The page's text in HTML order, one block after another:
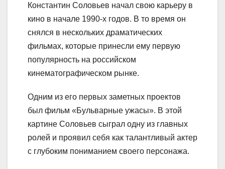
Константин Соловьев начал свою карьеру в
кино в начале 1990-х годов. В то время он
снялся в нескольких драматических
фильмах, которые принесли ему первую
популярность на российском
кинематографическом рынке.
Одним из его первых заметных проектов
был фильм «Бульварные ужасы». В этой
картине Соловьев сыграл одну из главных
ролей и проявил себя как талантливый актер
с глубоким пониманием своего персонажа.